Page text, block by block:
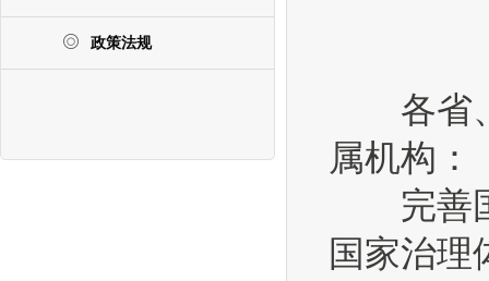
政策法规
各省、
属机构：
完善国
国家治理